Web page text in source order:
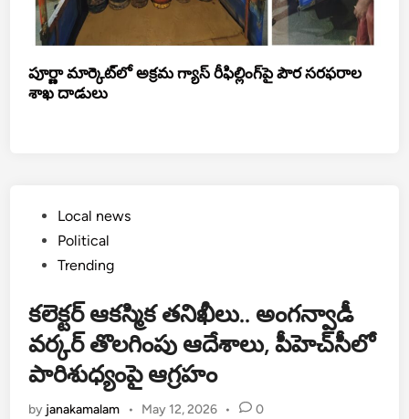
పూర్ణా మార్కెట్‌లో అక్రమ గ్యాస్ రీఫిల్లింగ్‌పై పౌర సరఫరాల
శాఖ దాడులు
PostedLocal news
Political
Trending
కలెక్టర్ ఆకస్మిక తనిఖీలు.. అంగన్వాడీ
వర్కర్ తొలగింపు ఆదేశాలు, పీహెచ్‌సీలో
పారిశుధ్యంపై ఆగ్రహం
by janakamalam • May 12, 2026 • 0